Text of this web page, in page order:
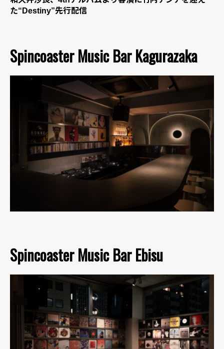
た“Destiny”先行配信
Spincoaster Music Bar Kagurazaka
Spincoaster Music Bar Ebisu